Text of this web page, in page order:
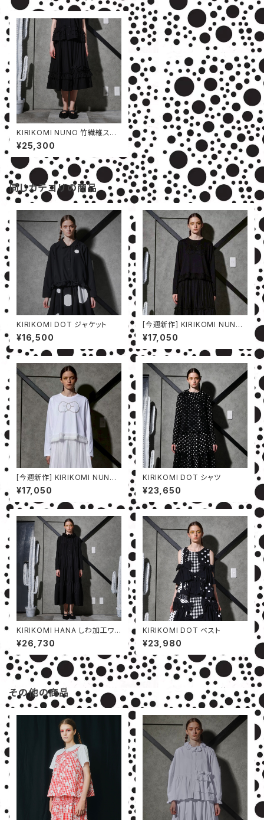
KIRIKOMI NUNO 竹繊維スカ
ート
¥25,300
同じカテゴリの商品
KIRIKOMI DOT ジャケット
¥16,500
[今週新作] KIRIKOMI NUNO
カットソー
¥17,050
[今週新作] KIRIKOMI NUNO
カットソー
¥17,050
KIRIKOMI DOT シャツ
¥23,650
KIRIKOMI HANA しわ加工ワン
ピース
¥26,730
KIRIKOMI DOT ベスト
¥23,980
その他の商品